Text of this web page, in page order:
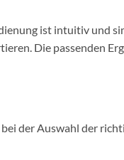
ist intuitiv und
Die passenden
bei der Auswahl der